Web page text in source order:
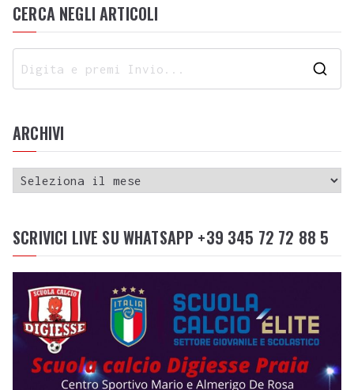
CERCA NEGLI ARTICOLI
ARCHIVI
SCRIVICI LIVE SU WHATSAPP +39 345 72 72 88 5